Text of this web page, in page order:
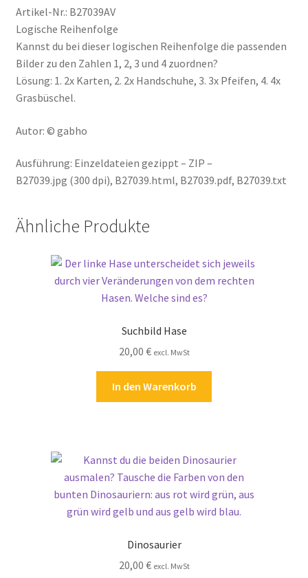
Artikel-Nr.: B27039AV
Logische Reihenfolge
Kannst du bei dieser logischen Reihenfolge die passenden
Bilder zu den Zahlen 1, 2, 3 und 4 zuordnen?
Lösung: 1. 2x Karten, 2. 2x Handschuhe, 3. 3x Pfeifen, 4. 4x
Grasbüschel.
Autor: © gabho
Ausführung: Einzeldateien gezippt – ZIP –
B27039.jpg (300 dpi), B27039.html, B27039.pdf, B27039.txt
Ähnliche Produkte
Suchbild Hase
20,00 € excl. MwSt
In den Warenkorb
Dinosaurier
20,00 € excl. MwSt